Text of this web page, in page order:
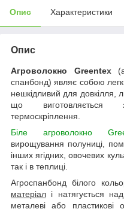
Опис Характеристики
Опис
Агроволокно Greentex
спанбонд) являє собою
нешкідливий для довкілля,
що виготовляється
термоскріплення.
Біле агроволокно
вирощування полуниці,
інших ягідних, овочевих
так і в теплиці.
Агроспанбонд білого
матеріал і натягується
металеві або пластикові